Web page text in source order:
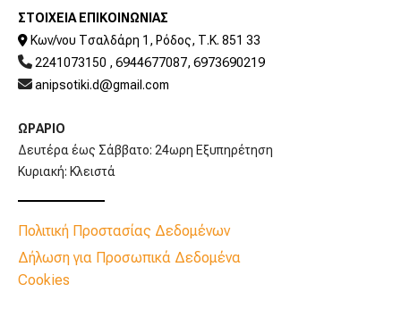
ΣΤΟΙΧΕΙΑ ΕΠΙΚΟΙΝΩΝΙΑΣ
 Κων/νου Τσαλδάρη 1, Ρόδος, Τ.Κ. 851 33
2241073150 , 6944677087, 6973690219
anipsotiki.d@gmail.com
ΩΡΑΡΙΟ
Δευτέρα έως Σάββατο: 24ωρη Εξυπηρέτηση
Κυριακή: Κλειστά
Πολιτική Προστασίας Δεδομένων
Δήλωση για Προσωπικά Δεδομένα
Cookies